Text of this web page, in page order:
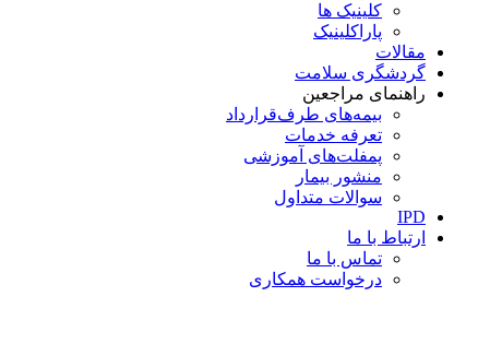
کلینیک ها
پاراکلینیک
مقالات
گردشگری سلامت
راهنمای مراجعین
بیمه‌های طرف‌قرارداد
تعرفه خدمات
پمفلت‌های آموزشی
منشور بیمار
سوالات متداول
IPD
ارتباط با ما
تماس با ما
درخواست همکاری